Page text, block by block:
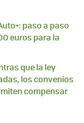
paso a paso
euros para la
que la ley
los convenios
compensar